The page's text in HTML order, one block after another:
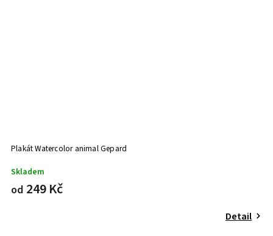
Plakát Watercolor animal Gepard
Skladem
od 249 Kč
Detail